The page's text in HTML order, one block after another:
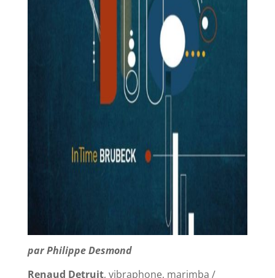
par Philippe Desmond
Renaud Detruit, vibraphone, marimba /